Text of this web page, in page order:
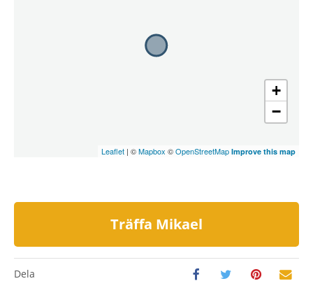
+
−
Leaflet | ©Mapbox ©OpenStreetMap Improve this map
Träffa Mikael
Dela